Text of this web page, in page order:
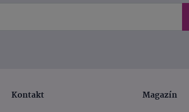
Kontakt
Magazín